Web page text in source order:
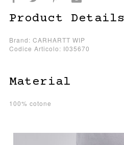
Product Details
Brand: CARHARTT WIP
Codice Articolo: I035670
Material
100% cotone